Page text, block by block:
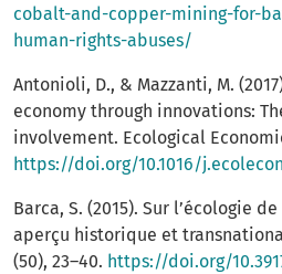
cobalt-and-copper-mining-for-
human-rights-abuses/
Antonioli, D., & Mazzanti, M.
economy through innovations:
involvement. Ecological
https://doi.org/10.1016/
Barca, S. (2015). Sur l’écologie
aperçu historique et
(50), 23–40. https://doi.org/